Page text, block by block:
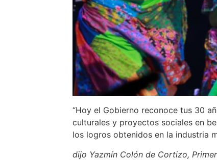
“Hoy el Gobierno reconoce tus 30
culturales y proyectos sociales en
los logros obtenidos en la industria
dijo Yazmín Colón de Cortizo,